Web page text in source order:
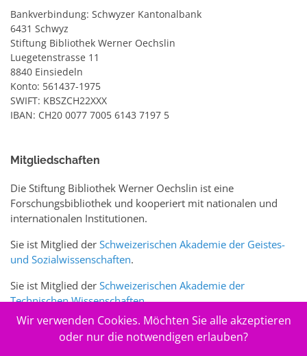
Bankverbindung: Schwyzer Kantonalbank
6431 Schwyz
Stiftung Bibliothek Werner Oechslin
Luegetenstrasse 11
8840 Einsiedeln
Konto: 561437-1975
SWIFT: KBSZCH22XXX
IBAN: CH20 0077 7005 6143 7197 5
Mitgliedschaften
Die Stiftung Bibliothek Werner Oechslin ist eine
Forschungsbibliothek und kooperiert mit nationalen und
internationalen Institutionen.
Sie ist Mitglied der Schweizerischen Akademie der Geistes-
und Sozialwissenschaften.
Sie ist Mitglied der Schweizerischen Akademie der
Technischen Wissenschaften.
Sie ist zudem Mitglied des Schweizer Portalswww.sciences-
Wir verwenden Cookies. Möchten Sie alle akzeptieren
oder nur die notwendigen erlauben?